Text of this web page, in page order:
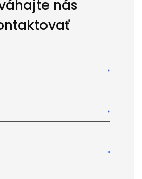
nás